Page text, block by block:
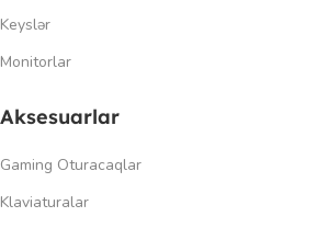
Keyslər
Monitorlar
Aksesuarlar
Gaming Oturacaqlar
Klaviaturalar